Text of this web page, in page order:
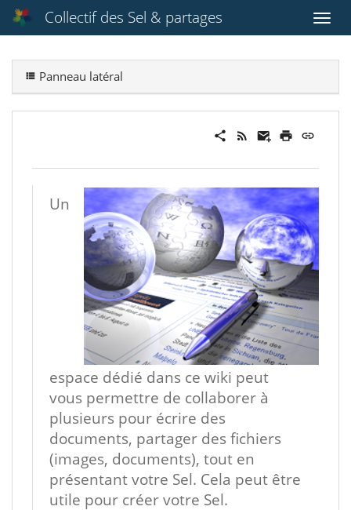
Collectif des Sel & partages
Panneau latéral
Un
espace dédié dans ce wiki peut
vous permettre de collaborer à
plusieurs pour écrire des
documents, partager des fichiers
(images, documents), tout en
présentant votre Sel. Cela peut être
utile pour créer votre Sel.